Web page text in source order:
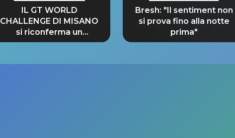
IL GT WORLD
CHALLENGE DI MISANO
si riconferma un
GRANDE SUCCESSO!
Bresh: "Il sentiment non
si prova fino alla notte
prima"